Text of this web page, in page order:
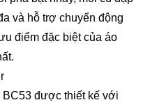
và hỗ trợ chuyển động
điểm đặc biệt của áo
BC53 được thiết kế với